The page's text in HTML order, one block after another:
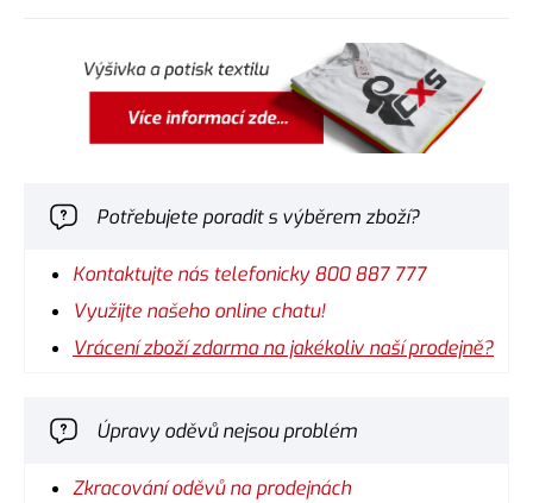
Potřebujete poradit s výběrem zboží?
Kontaktujte nás telefonicky 800 887 777
Využijte našeho online chatu!
Vrácení zboží zdarma na jakékoliv naší prodejně?
Úpravy oděvů nejsou problém
Zkracování oděvů na prodejnách